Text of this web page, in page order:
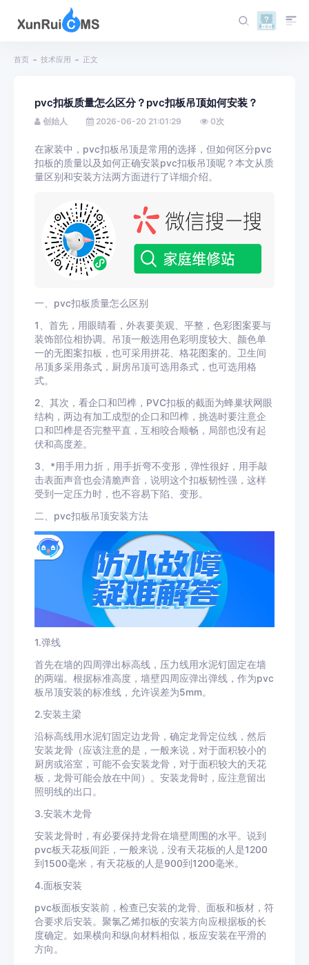
首页 技术应用 正文
pvc扣板质量怎么区分？pvc扣板吊顶如何安装？
创始人 2026-06-20 21:01:29 0次
在家装中，pvc扣板吊顶是常用的选择，但如何区分pvc
扣板的质量以及如何正确安装pvc扣板吊顶呢？本文从质
量区别和安装方法两方面进行了详细介绍。
一、pvc扣板质量怎么区别
1、首先，用眼睛看，外表要美观、平整，色彩图案要与
装饰部位相协调。吊顶一般选用色彩明度较大、颜色单
一的无图案扣板，也可采用拼花、格花图案的。卫生间
吊顶多采用条式，厨房吊顶可选用条式，也可选用格
式。
2、其次，看企口和凹榫，PVC扣板的截面为蜂巢状网眼
结构，两边有加工成型的企口和凹榫，挑选时要注意企
口和凹榫是否完整平直，互相咬合顺畅，局部也没有起
伏和高度差。
3、*用手用力折，用手折弯不变形，弹性很好，用手敲
击表面声音也会清脆声音，说明这个扣板韧性强，这样
受到一定压力时，也不容易下陷、变形。
二、pvc扣板吊顶安装方法
1.弹线
首先在墙的四周弹出标高线，压力线用水泥钉固定在墙
的两端。根据标准高度，墙壁四周应弹出弹线，作为pvc
板吊顶安装的标准线，允许误差为5mm。
2.安装主梁
沿标高线用水泥钉固定边龙骨，确定龙骨定位线，然后
安装龙骨（应该注意的是，一般来说，对于面积较小的
厨房或浴室，可能不会安装龙骨，对于面积较大的天花
板，龙骨可能会放在中间）。安装龙骨时，应注意留出
照明线的出口。
3.安装木龙骨
安装龙骨时，有必要保持龙骨在墙壁周围的水平。说到
pvc板天花板间距，一般来说，没有天花板的人是1200
到1500毫米，有天花板的人是900到1200毫米。
4.面板安装
pvc板面板安装前，检查已安装的龙骨、面板和板材，符
合要求后安装。聚氯乙烯扣板的安装方向应根据板的长
度确定。如果横向和纵向材料相似，板应安装在平滑的
方向。